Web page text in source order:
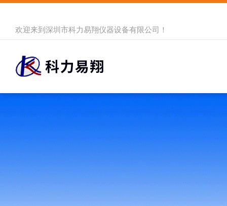
欢迎来到 深圳市科力易翔仪器设备有限公司 ！